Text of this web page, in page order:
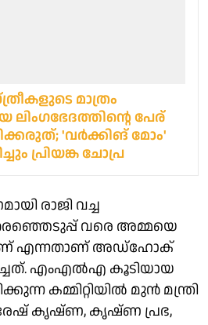
മാത്രം
ലിംഗഭേദത്തിന്റെ പേര്
'വര്‍ക്കിങ് മോം'
പ്രിയങ്ക ചോപ്ര
രാജി വച്ച
വരെ അമ്മയെ
എന്നതാണ് അഡ്‌ഹോക്
എംഎല്‍എ കൂടിയായ
കമ്മിറ്റിയില്‍ മുന്‍ മന്ത്രി
കൃഷ്ണ, കൃഷ്ണ പ്രഭ,